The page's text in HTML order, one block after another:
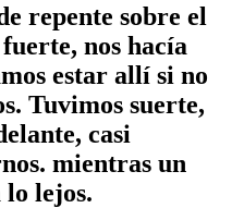
repente sobre el
nos hacía
estar allí si no
Tuvimos suerte,
casi
mientras un
lo lejos.